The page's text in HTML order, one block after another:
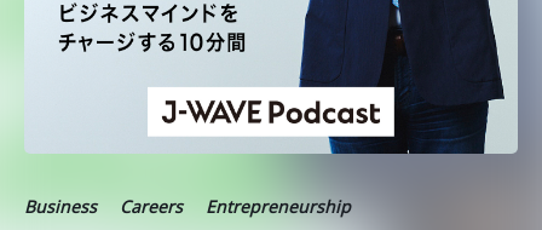
Business Careers Entrepreneurship